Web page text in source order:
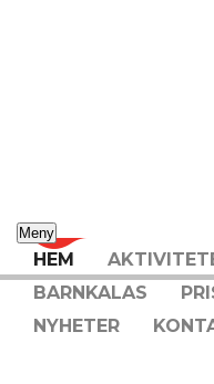
Meny
HEM
BARNKALAS
NYHETER